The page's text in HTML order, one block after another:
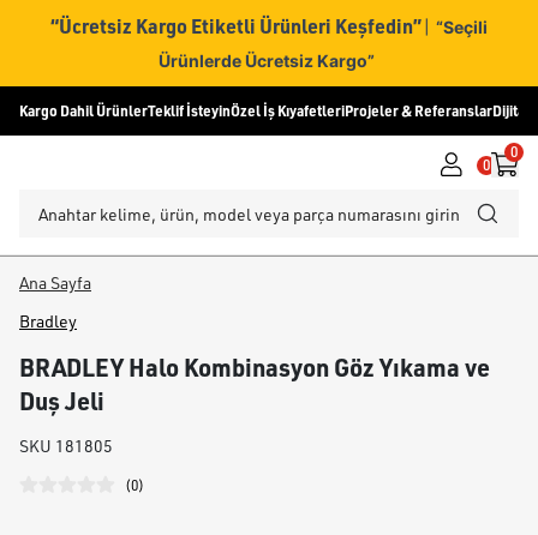
“Ücretsiz Kargo Etiketli Ürünleri Keşfedin” | “Seçili
Ürünlerde Ücretsiz Kargo”
Kargo Dahil ÜrünlerTeklif İsteyinÖzel İş KıyafetleriProjeler & ReferanslarDijital
0
0
Ana Sayfa
Bradley
BRADLEY Halo Kombinasyon Göz Yıkama ve
Duş Jeli
SKU 181805
(0)